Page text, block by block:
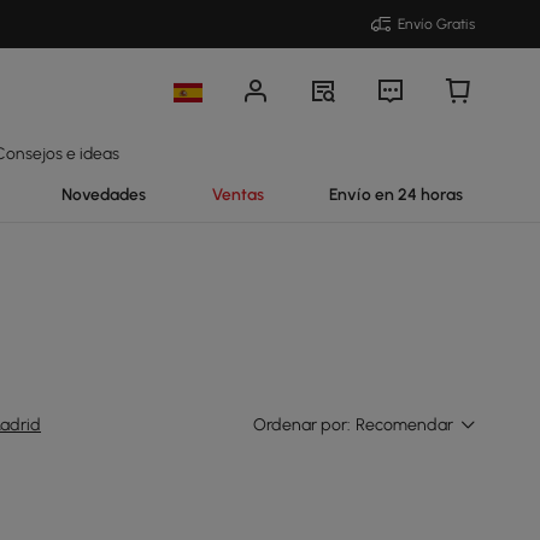
Envío Gratis
e ideas
Novedades Ventas Envío en 24 horas
Ordenar por: Recomendar